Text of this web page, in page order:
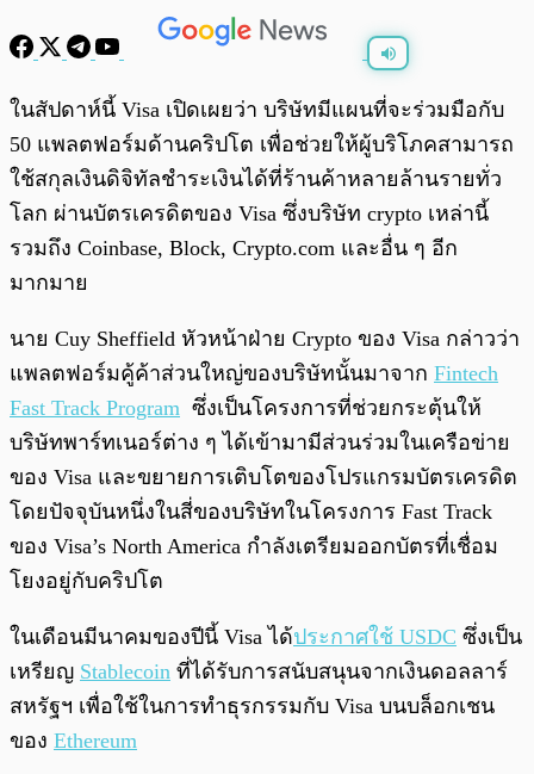
พร้อมเล่น 0:00 0:00
ในสัปดาห์นี้ Visa เปิดเผยว่า บริษัทมีแผนที่จะร่วมมือกับ
50 แพลตฟอร์มด้านคริปโต เพื่อช่วยให้ผู้บริโภคสามารถ
ใช้สกุลเงินดิจิทัลชำระเงินได้ที่ร้านค้าหลายล้านรายทั่ว
โลก ผ่านบัตรเครดิตของ Visa ซึ่งบริษัท crypto เหล่านี้
รวมถึง Coinbase, Block, Crypto.com และอื่น ๆ อีก
มากมาย
นาย Cuy Sheffield หัวหน้าฝ่าย Crypto ของ Visa กล่าวว่า
แพลตฟอร์มคู้ค้าส่วนใหญ่ของบริษัทนั้นมาจาก Fintech
Fast Track Program ซึ่งเป็นโครงการที่ช่วยกระตุ้นให้
บริษัทพาร์ทเนอร์ต่าง ๆ ได้เข้ามามีส่วนร่วมในเครือข่าย
ของ Visa และขยายการเติบโตของโปรแกรมบัตรเครดิต
โดยปัจจุบันหนึ่งในสี่ของบริษัทในโครงการ Fast Track
ของ Visa’s North America กำลังเตรียมออกบัตรที่เชื่อม
โยงอยู่กับคริปโต
ในเดือนมีนาคมของปีนี้ Visa ได้ประกาศใช้ USDC ซึ่งเป็น
เหรียญ Stablecoin ที่ได้รับการสนับสนุนจากเงินดอลลาร์
สหรัฐฯ เพื่อใช้ในการทำธุรกรรมกับ Visa บนบล็อกเชน
ของ Ethereum